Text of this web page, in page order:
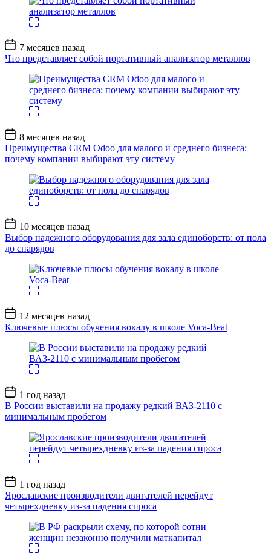
Дата
записи
7 месяцев назад
Что представляет собой портативный анализатор металлов
Дата
записи
8 месяцев назад
Преимущества CRM Odoo для малого и среднего бизнеса:
почему компании выбирают эту систему
Дата
записи
10 месяцев назад
Выбор надежного оборудования для зала единоборств: от пола
до снарядов
Дата
записи
12 месяцев назад
Ключевые плюсы обучения вокалу в школе Voca-Beat
Дата
записи
1 год назад
В России выставили на продажу редкий ВАЗ-2110 с
минимальным пробегом
Дата
записи
1 год назад
Ярославские производители двигателей перейдут
четырехдневку из-за падения спроса